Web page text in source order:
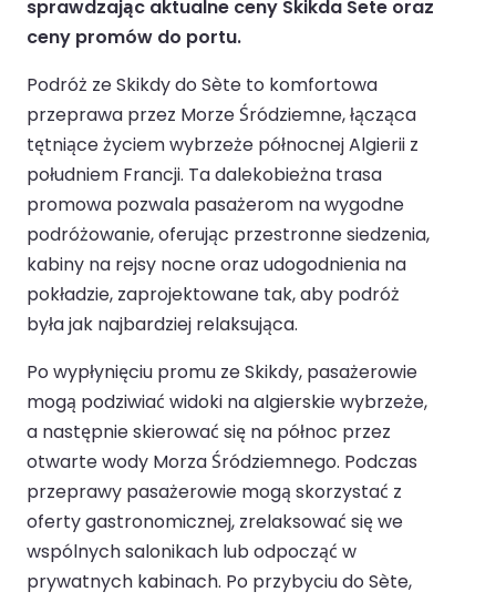
sprawdzając aktualne ceny Skikda Sete oraz
ceny promów do portu.
Podróż ze Skikdy do Sète to komfortowa
przeprawa przez Morze Śródziemne, łącząca
tętniące życiem wybrzeże północnej Algierii z
południem Francji. Ta dalekobieżna trasa
promowa pozwala pasażerom na wygodne
podróżowanie, oferując przestronne siedzenia,
kabiny na rejsy nocne oraz udogodnienia na
pokładzie, zaprojektowane tak, aby podróż
była jak najbardziej relaksująca.
Po wypłynięciu promu ze Skikdy, pasażerowie
mogą podziwiać widoki na algierskie wybrzeże,
a następnie skierować się na północ przez
otwarte wody Morza Śródziemnego. Podczas
przeprawy pasażerowie mogą skorzystać z
oferty gastronomicznej, zrelaksować się we
wspólnych salonikach lub odpocząć w
prywatnych kabinach. Po przybyciu do Sète,